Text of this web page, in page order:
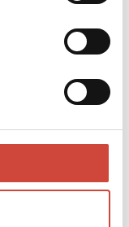
/ € (A) 11,30